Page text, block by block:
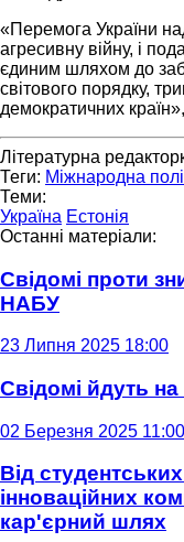
«Перемога України
агресивну війну, і
єдиним шляхом до
світового порядку,
демократичних
Літературна
Теги: Міжнародна
Теми:
Україна Естонія
Останні матеріали:
Свідомі проти
НАБУ
23 Липня 2025 18:00
Свідомі йдуть на
02 Березня 2025 11:00
Від
інноваційних
кар'єрний шлях